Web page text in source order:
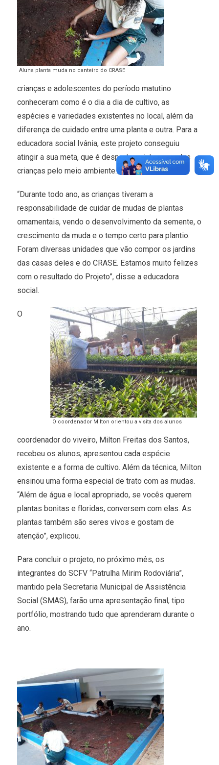
Aluna planta muda no canteiro do CRASE
crianças e adolescentes do período matutino
conheceram como é o dia a dia de cultivo, as
espécies e variedades existentes no local, além da
diferença de cuidado entre uma planta e outra. Para a
educadora social Ivânia, este projeto conseguiu
atingir a sua meta, que é despertar o interesse das
crianças pelo meio ambiente.
“Durante todo ano, as crianças tiveram a
responsabilidade de cuidar de mudas de plantas
ornamentais, vendo o desenvolvimento da semente, o
crescimento da muda e o tempo certo para plantio.
Foram diversas unidades que vão compor os jardins
das casas deles e do CRASE. Estamos muito felizes
com o resultado do Projeto”, disse a educadora
social.
O coordenador Milton orientou a visita dos alunos
O
coordenador do viveiro, Milton Freitas dos Santos,
recebeu os alunos, apresentou cada espécie
existente e a forma de cultivo. Além da técnica, Milton
ensinou uma forma especial de trato com as mudas.
“Além de água e local apropriado, se vocês querem
plantas bonitas e floridas, conversem com elas. As
plantas também são seres vivos e gostam de
atenção”, explicou.
Para concluir o projeto, no próximo mês, os
integrantes do SCFV “Patrulha Mirim Rodoviária”,
mantido pela Secretaria Municipal de Assistência
Social (SMAS), farão uma apresentação final, tipo
portfólio, mostrando tudo que aprenderam durante o
ano.